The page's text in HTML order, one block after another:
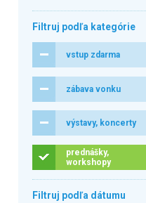
Filtruj podľa kategórie
vstup zdarma
zábava vonku
výstavy, koncerty
prednášky,
workshopy
Filtruj podľa dátumu